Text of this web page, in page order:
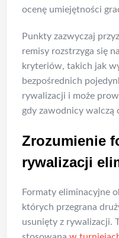
ocenę umiejętności
Punkty zazwyczaj
remisy rozstrzyga się
kryteriów, takich jak
bezpośrednich
rywalizacji i może
gdy zawodnicy walczą
Zrozumienie
rywalizacji
Formaty eliminacyjne
których przegrana
usunięty z rywalizacji.